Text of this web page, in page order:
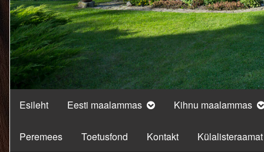
Esileht Eesti maalammas Kihnu maalammas
Peremees Toetusfond Kontakt Külalisteraamat